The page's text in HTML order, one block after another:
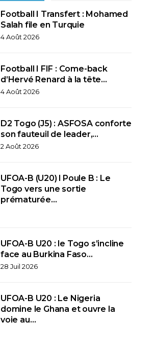
Football I Transfert : Mohamed
Salah file en Turquie
4 Août 2026
Football I FIF : Come-back
d’Hervé Renard à la tête…
4 Août 2026
D2 Togo (J5) : ASFOSA conforte
son fauteuil de leader,…
2 Août 2026
UFOA-B (U20) l Poule B : Le
Togo vers une sortie
prématurée…
UFOA-B U20 : le Togo s’incline
face au Burkina Faso…
28 Juil 2026
UFOA-B U20 : Le Nigeria
domine le Ghana et ouvre la
voie au…